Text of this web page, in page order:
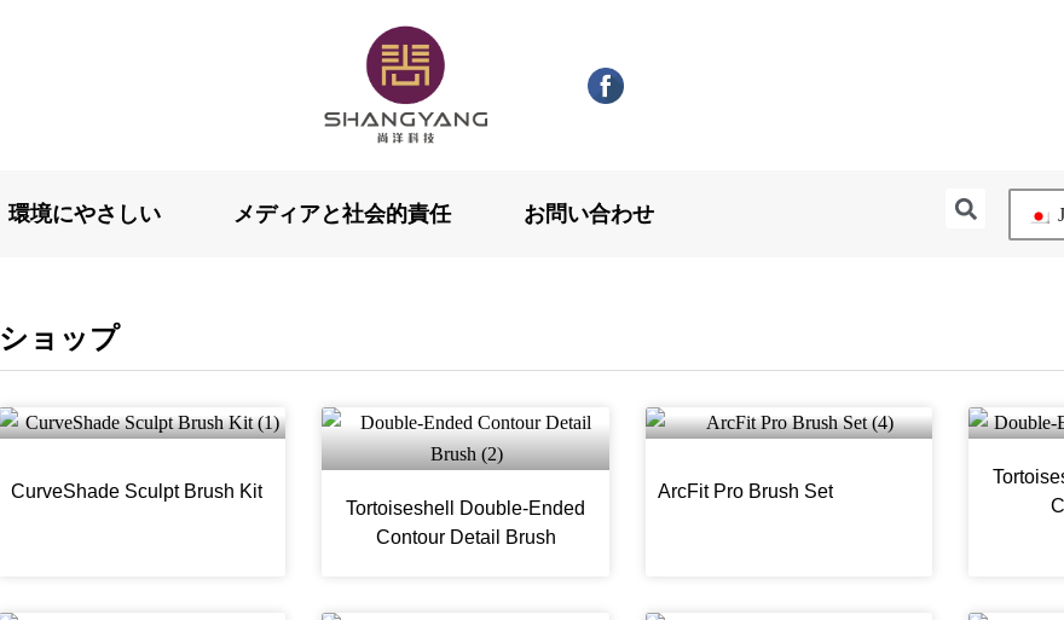
環境にやさしい メディアと社会的責任 お問い合わせ 検
索
ショップ
CurveShade Sculpt Brush Kit
Tortoiseshell Double-Ended
Contour Detail Brush
ArcFit Pro Brush Set